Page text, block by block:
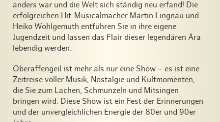
anders war und die Welt sich ständig neu erfand! Die
erfolgreichen Hit-Musicalmacher Martin Lingnau und
Heiko Wohlgemuth entführen Sie in ihre eigene
Jugendzeit und lassen das Flair dieser legendären Ära
lebendig werden.
Oberaffengeil
ist mehr als nur eine Show – es ist eine
Zeitreise voller Musik, Nostalgie und Kultmomenten,
die Sie zum Lachen, Schmunzeln und Mitsingen
bringen wird. Diese Show ist ein Fest der Erinnerungen
und der unvergleichlichen Energie der 80er und 90er